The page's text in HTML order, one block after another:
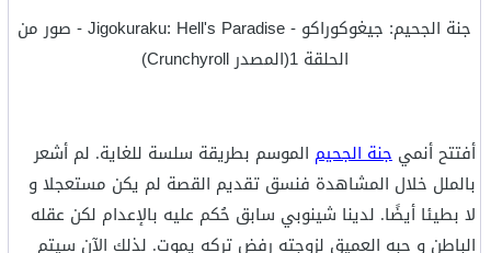
جنة الجحيم: جيغوكوراكو - Jigokuraku: Hell's Paradise - صور من
الحلقة 1(المصدر Crunchyroll)
أفتتح أنمي جنة الجحيم الموسم بطريقة سلسة للغاية. لم أشعر
بالملل خلال المشاهدة فنسق تقديم القصة لم يكن مستعجلا و
لا بطيئا أيضًا. لدينا شينوبي سابق حُكم عليه بالإعدام لكن عقله
الباطن و حبه العميق لزوجته رفض تركه يموت. لذلك الآن سيتم